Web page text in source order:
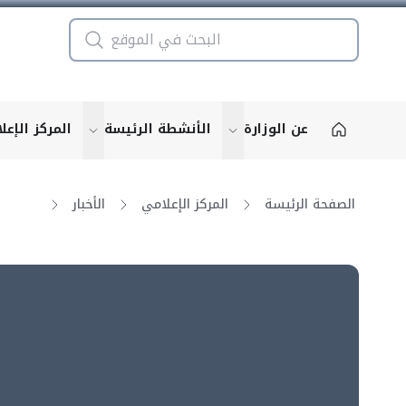
عن الوزارة show submenu for "More"
الأنشطة الرئيسة for "More"
المركز
الصفحة الرئيسة المركز الإعلامي الأخبار